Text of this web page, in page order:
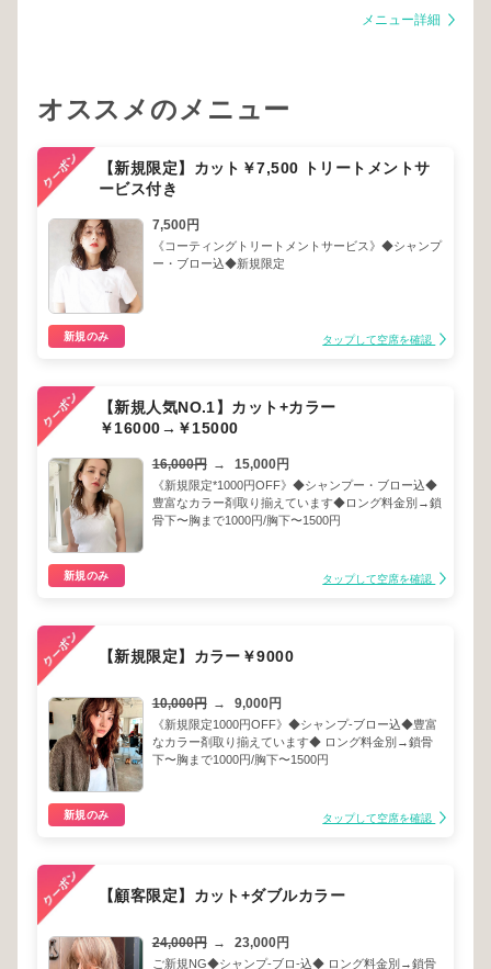
メニュー詳細
オススメのメニュー
【新規限定】カット￥7,500 トリートメントサ
ービス付き
7,500円
《コーティングトリートメントサービス》◆シャンプ
ー・ブロー込◆新規限定
新規のみ タップして空席を確認
【新規人気NO.1】カット+カラー
￥16000→￥15000
16,000円 → 15,000円
《新規限定*1000円OFF》◆シャンプー・ブロー込◆
豊富なカラー剤取り揃えています◆ロング料金別→鎖
骨下〜胸まで1000円/胸下〜1500円
新規のみ タップして空席を確認
【新規限定】カラー￥9000
10,000円 → 9,000円
《新規限定1000円OFF》◆シャンプ-ブロー込◆豊富
なカラー剤取り揃えています◆ ロング料金別→鎖骨
下〜胸まで1000円/胸下〜1500円
新規のみ タップして空席を確認
【顧客限定】カット+ダブルカラー
24,000円 → 23,000円
ご新規NG◆シャンプ-ブロ-込◆ ロング料金別→鎖骨